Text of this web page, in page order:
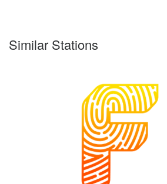
Similar Stations